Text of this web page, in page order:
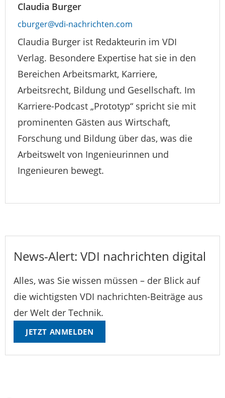
Claudia Burger
cburger@vdi-nachrichten.com
Claudia Burger ist Redakteurin im VDI
Verlag. Besondere Expertise hat sie in den
Bereichen Arbeitsmarkt, Karriere,
Arbeitsrecht, Bildung und Gesellschaft. Im
Karriere-Podcast „Prototyp“ spricht sie mit
prominenten Gästen aus Wirtschaft,
Forschung und Bildung über das, was die
Arbeitswelt von Ingenieurinnen und
Ingenieuren bewegt.
News-Alert: VDI nachrichten digital
Alles, was Sie wissen müssen – der Blick auf
die wichtigsten VDI nachrichten-Beiträge aus
der Welt der Technik.
JETZT ANMELDEN